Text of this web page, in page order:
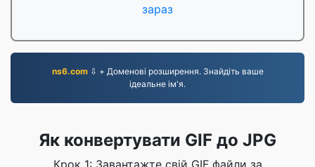
зараз
ns6.com⇩ + Доменові розширення. Знайдіть ваше
ідеальне ім'я.
Як конвертувати GIF до JPG
Крок 1: Завантажте свій GIF файли за